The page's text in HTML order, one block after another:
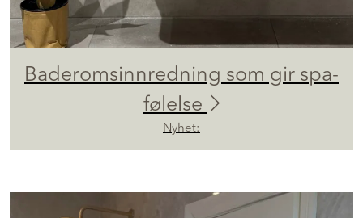
Baderomsinnredning som gir spa-
følelse
Nyhet: